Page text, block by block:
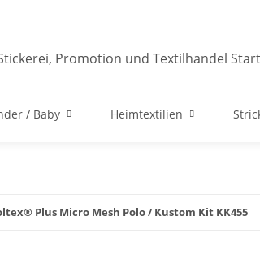
/ Baby Heimtextilien
Plus Micro Mesh Polo / Kustom Kit KK455